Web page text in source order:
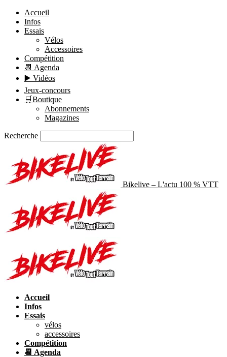
Accueil
Infos
Essais
Vélos
Accessoires
Compétition
📆 Agenda
▶️ Vidéos
Jeux-concours
🛒Boutique
Abonnements
Magazines
Recherche
Bikelive – L'actu 100 % VTT
Accueil
Infos
Essais
vélos
accessoires
Compétition
📆 Agenda